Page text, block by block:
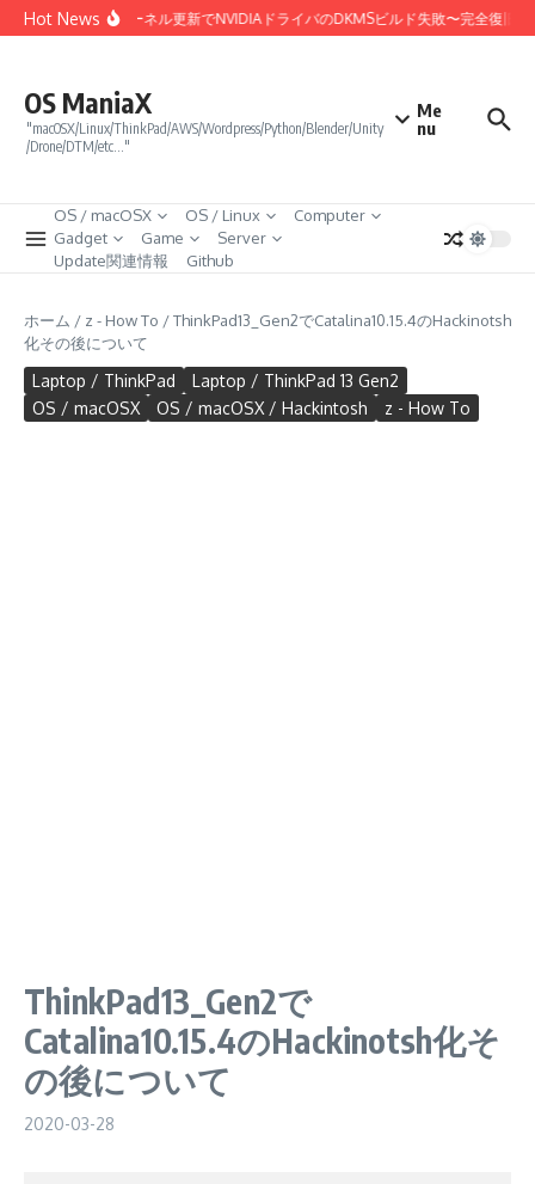
コンテンツへスキップ
Hot News
Linux 7.0カーネル更新でNVIDIAドライバのDKMSビルド失敗〜完全復旧ま
OS ManiaX
"macOSX/Linux/ThinkPad/AWS/Wordpress/Python/Blender/Unity
/Drone/DTM/etc…"
Me
nu
OS / macOSX OS / Linux
Computer
Gadget
Game
Server
Update関連情報
Github
ホーム / z - How To /ThinkPad13_Gen2でCatalina10.15.4のHackinotsh
化その後について
Laptop / ThinkPad
Laptop / ThinkPad 13 Gen2
OS / macOSX
OS / macOSX / Hackintosh z - How To
ThinkPad13_Gen2で
Catalina10.15.4のHackinotsh化そ
の後について
2020-03-28